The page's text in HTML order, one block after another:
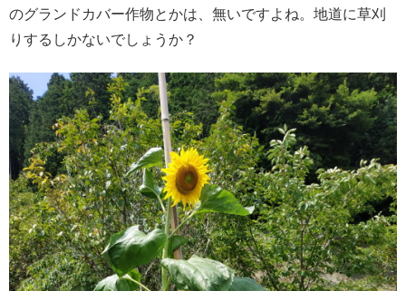
のグランドカバー作物とかは、無いですよね。地道に草刈
りするしかないでしょうか？